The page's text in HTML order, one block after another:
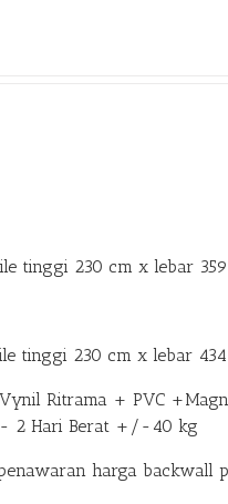
tinggi 230 cm x lebar
tinggi 230 cm x lebar
Ritrama + PVC
2 Hari Berat +/-40 kg
harga backwall